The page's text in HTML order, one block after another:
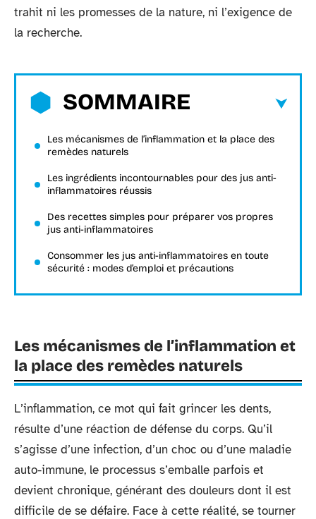
trahit ni les promesses de la nature, ni l’exigence de
la recherche.
SOMMAIRE
Les mécanismes de l’inflammation et la place des
remèdes naturels
Les ingrédients incontournables pour des jus anti-
inflammatoires réussis
Des recettes simples pour préparer vos propres
jus anti-inflammatoires
Consommer les jus anti-inflammatoires en toute
sécurité : modes d’emploi et précautions
Les mécanismes de l’inflammation et
la place des remèdes naturels
L’inflammation, ce mot qui fait grincer les dents,
résulte d’une réaction de défense du corps. Qu’il
s’agisse d’une infection, d’un choc ou d’une maladie
auto-immune, le processus s’emballe parfois et
devient chronique, générant des douleurs dont il est
difficile de se défaire. Face à cette réalité, se tourner